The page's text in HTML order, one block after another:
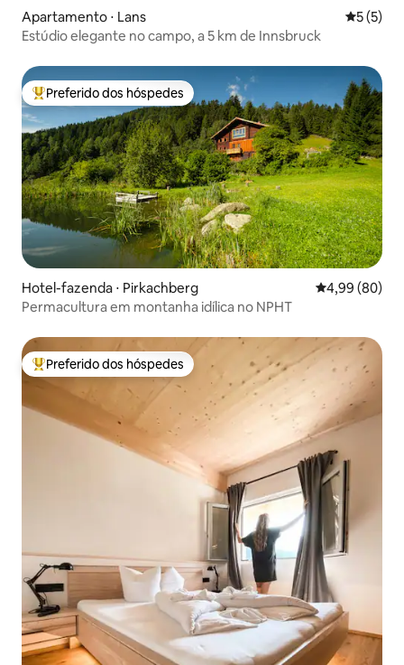
Apartamento ⋅ Lans 5 de
5 (5)
Estúdio elegante no campo, a 5 km de Innsbruck
Entre os melhores preferidos dos hóspedes
Preferido dos hóspedes
Hotel-fazenda ⋅ Pirkachberg 4,99 de uma
4,99 (80)
Permacultura em montanha idílica no NPHT
Entre os melhores preferidos dos hóspedes
Preferido dos hóspedes